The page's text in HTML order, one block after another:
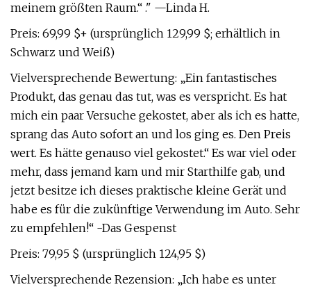
meinem größten Raum.“ ." —Linda H.
Preis: 69,99 $+ (ursprünglich 129,99 $; erhältlich in
Schwarz und Weiß)
Vielversprechende Bewertung: „Ein fantastisches
Produkt, das genau das tut, was es verspricht. Es hat
mich ein paar Versuche gekostet, aber als ich es hatte,
sprang das Auto sofort an und los ging es. Den Preis
wert. Es hätte genauso viel gekostet.“ Es war viel oder
mehr, dass jemand kam und mir Starthilfe gab, und
jetzt besitze ich dieses praktische kleine Gerät und
habe es für die zukünftige Verwendung im Auto. Sehr
zu empfehlen!“ -Das Gespenst
Preis: 79,95 $ (ursprünglich 124,95 $)
Vielversprechende Rezension: „Ich habe es unter